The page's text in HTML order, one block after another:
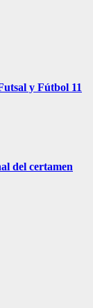
y Fútbol 11
del certamen